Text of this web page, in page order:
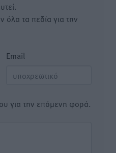
τα πεδία για την
Email
για την επόμενη φορά.